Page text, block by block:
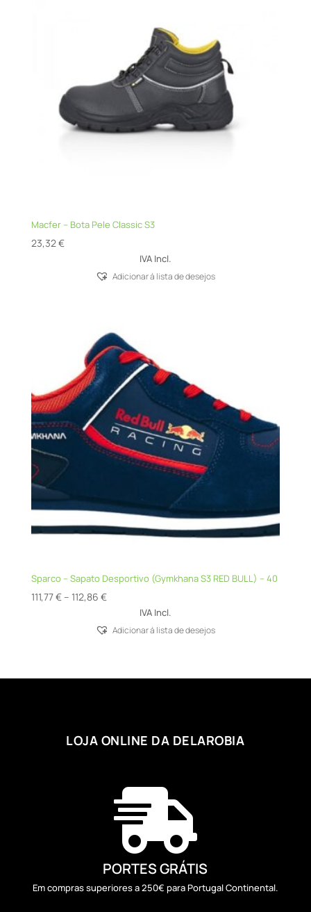
Macfer – Bota Pele Classic S3
23,32€
IVA Incl.
Adicionar á lista de desejos
Sparco – Sapato Desportivo (Gymkhana S3 RED BULL) – 40
111,77€ – 112,86 €Price
111,77 €
IVA Incl.
Adicionar á lista de desejos
LOJA ONLINE DA DELAROBIA

PORTES GRÁTIS
Em compras superiores a 250€ para Portugal Continental.